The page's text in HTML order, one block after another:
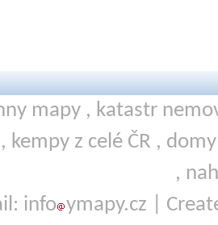
mapy , katastr
, kempyz celé ČR ,
,
info ymapy.cz |